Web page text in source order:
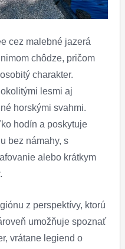
cez malebné jazerá
chôdze, pričom
charakter.
lesmi aj
horskými svahmi.
hodín a poskytuje
bez námahy, s
alebo krátkym
z perspektívy, ktorú
umožňuje spoznať
vrátane legiend o